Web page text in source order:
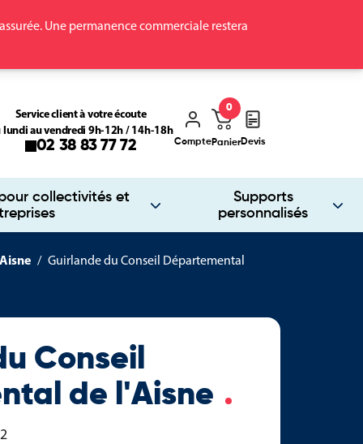
Une permanence commerciale restera
collectivités et
Supports
personnalisés
Service client à votre écoute
lundi au vendredi 9h-12h / 14h-18h
02 38 83 77 72 ComptePanier
0
Devis
Guirlande du Conseil Départemental
Conseil
de l'Aisne